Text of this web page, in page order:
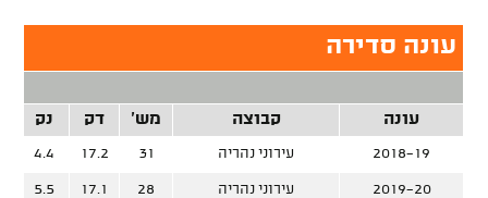
עונה סדירה
עונה קבוצה מש' דק נק
2018-19 עירוני נהריה 31
17.2
4.4
2019-20 עירוני נהריה 28
17.1
5.5